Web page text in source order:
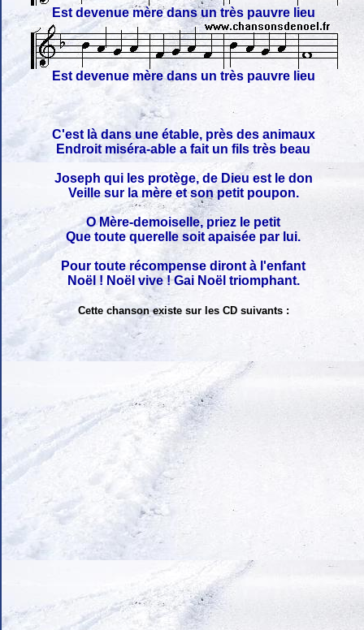
Est devenue mère dans un très pauvre lieu
Est devenue mère dans un très pauvre lieu
C'est là dans une étable, près des animaux
Endroit miséra-able a fait un fils très beau
Joseph qui les protège, de Dieu est le don
Veille sur la mère et son petit poupon.
O Mère-demoiselle, priez le petit
Que toute querelle soit apaisée par lui.
Pour toute récompense diront à l'enfant
Noël ! Noël vive ! Gai Noël triomphant.
Cette chanson existe sur les CD suivants :